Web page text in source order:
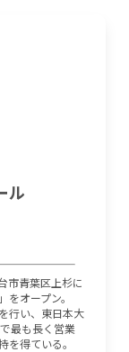
ル
市青葉区上杉に
オープン。
行い、東日本大
最も長く営業
を得ている。